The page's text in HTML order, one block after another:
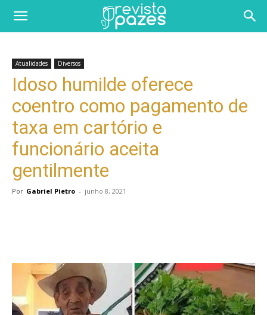
Atualidades Diversos
Idoso humilde oferece
coentro como pagamento de
taxa em cartório e
funcionário aceita
gentilmente
Por Gabriel Pietro - junho 8, 2021